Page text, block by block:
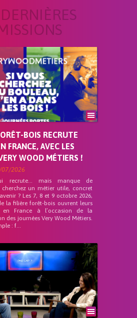
BOIS RECRUTE
FRANCE, AVEC LES
WOOD MÉTIERS !
2026
recrute… mais manque de
cherchez un métier utile, concret
? Les 7, 8 et 9 octobre 2026,
la filière forêt-bois ouvrent leurs
en France à l’occasion de la
des journées Very Wood Métiers.
: f...